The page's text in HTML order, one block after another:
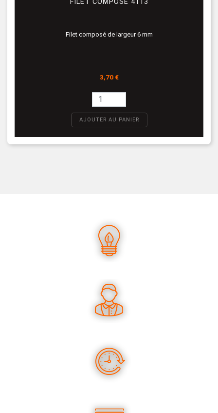
Filet composé de largeur 6 mm
Prix
3,70 €
AJOUTER AU PANIER